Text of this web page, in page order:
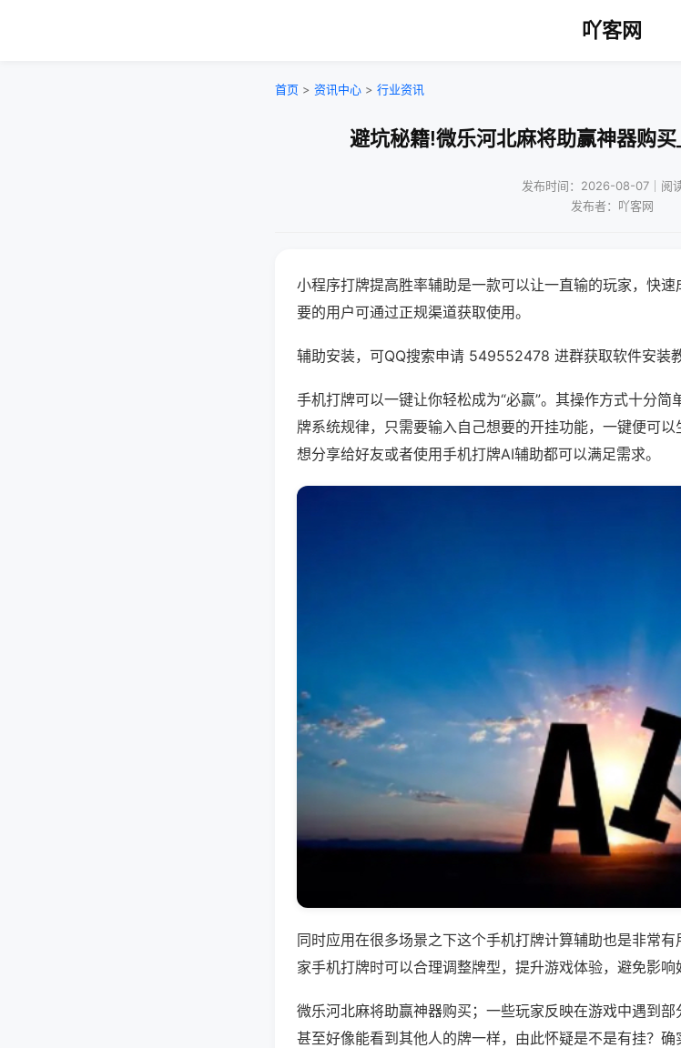
吖客网
首页 > 资讯中心 > 行业资讯
避坑秘籍!微乐河北麻将助赢神器购
发布时间：2026-08-07｜阅
发布者：吖客网
小程序打牌提高胜率辅助是一款可以让一直输的玩家，快速
要的用户可通过正规渠道获取使用。
辅助安装，可QQ搜索申请 549552478 进群获取软件安装
手机打牌可以一键让你轻松成为“必赢”。其操作方式十分
牌系统规律，只需要输入自己想要的开挂功能，一键便可
想分享给好友或者使用手机打牌AI辅助都可以满足需求。
同时应用在很多场景之下这个手机打牌计算辅助也是非常
家手机打牌时可以合理调整牌型，提升游戏体验，避免影响
微乐河北麻将助赢神器购买；一些玩家反映在游戏中遇到部
甚至好像能看到其他人的牌一样，由此怀疑是不是有挂？